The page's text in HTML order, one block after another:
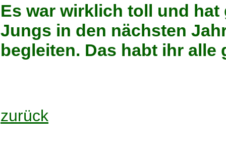
Es war wirklich toll und
Jungs in den nächsten
begleiten. Das habt ihr alle
zurück